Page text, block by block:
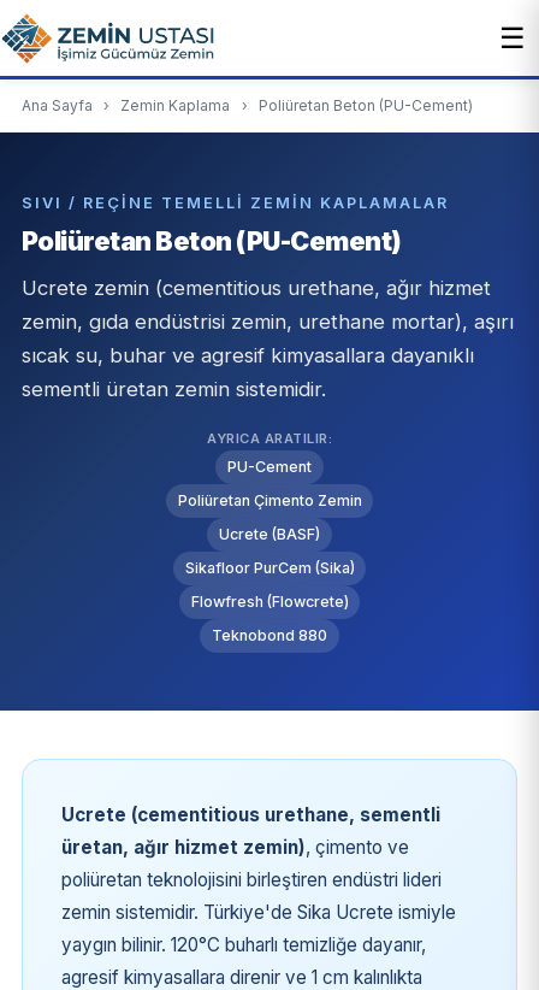
☰
Ana Sayfa › Zemin Kaplama › Poliüretan Beton (PU-Cement)
SIVI / REÇINE TEMELLI ZEMIN KAPLAMALAR
Poliüretan Beton (PU-Cement)
Ucrete zemin (cementitious urethane, ağır hizmet
zemin, gıda endüstrisi zemin, urethane mortar), aşırı
sıcak su, buhar ve agresif kimyasallara dayanıklı
sementli üretan zemin sistemidir.
AYRICA ARATILIR:
PU-Cement
Poliüretan Çimento Zemin
Ucrete (BASF)
Sikafloor PurCem (Sika)
Flowfresh (Flowcrete)
Teknobond 880
Ucrete (cementitious urethane, sementli
üretan, ağır hizmet zemin), çimento ve
poliüretan teknolojisini birleştiren endüstri lideri
zemin sistemidir. Türkiye'de Sika Ucrete ismiyle
yaygın bilinir. 120°C buharlı temizliğe dayanır,
agresif kimyasallara direnir ve 1 cm kalınlıkta